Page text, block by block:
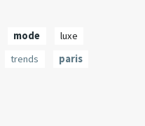
mode
luxe
trends paris